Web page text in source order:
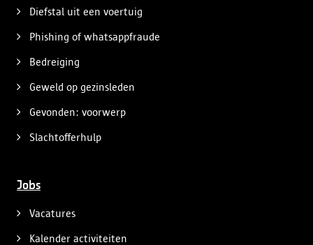
Diefstal uit een voertuig
Phishing of whatsappfraude
Bedreiging
Geweld op gezinsleden
Gevonden: voorwerp
Slachtofferhulp
Jobs
Vacatures
Kalender activiteiten